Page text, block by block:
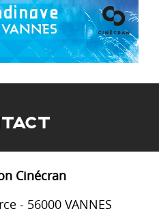
Cinécran
- 56000 VANNES